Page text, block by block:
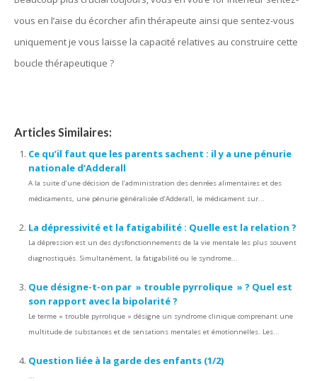
vous en l’aise du écorcher afin thérapeute ainsi que sentez-vous
uniquement je vous laisse la capacité relatives au construire cette
boucle thérapeutique ?
Articles Similaires:
Ce qu’il faut que les parents sachent : il y a une pénurie
nationale d’Adderall
A la suite d’une décision de l’administration des denrées alimentaires et des
médicaments, une pénurie généralisée d’Adderall, le médicament sur...
La dépressivité et la fatigabilité : Quelle est la relation ?
La dépression est un des dysfonctionnements de la vie mentale les plus souvent
diagnostiqués. Simultanément, la fatigabilité ou le syndrome...
Que désigne-t-on par » trouble pyrrolique » ? Quel est
son rapport avec la bipolarité ?
Le terme « trouble pyrrolique » désigne un syndrome clinique comprenant une
multitude de substances et de sensations mentales et émotionnelles. Les...
Question liée à la garde des enfants (1/2)
...